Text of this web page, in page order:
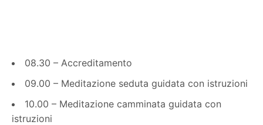
08.30 – Accreditamento
09.00 – Meditazione seduta guidata con istruzioni
10.00 – Meditazione camminata guidata con
istruzioni